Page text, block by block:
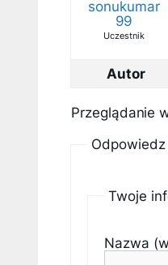
sonukumar
99
Uczestnik
Autor
Przeglądanie
Twoje
Nazwa